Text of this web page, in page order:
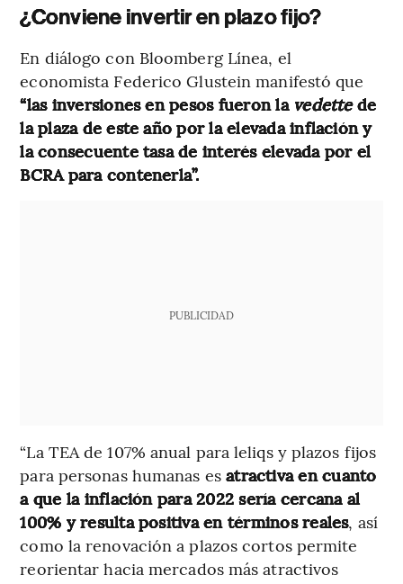
¿Conviene invertir en plazo fijo?
En diálogo con Bloomberg Línea, el
economista Federico Glustein manifestó que
“las inversiones en pesos fueron la vedettede
la plaza de este año por la elevada inflación y
la consecuente tasa de interés elevada por el
BCRA para contenerla”.
PUBLICIDAD
“La TEA de 107% anual para leliqs y plazos fijos
para personas humanas esatractiva en cuanto
a que la inflación para 2022 sería cercana al
100% y resulta positiva en términos reales, así
como la renovación a plazos cortos permite
reorientar hacia mercados más atractivos